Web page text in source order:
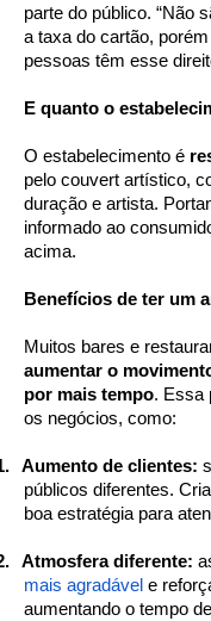
parte do público. “Não
a taxa do cartão,
pessoas têm esse
E quanto o
O estabelecimento é
pelo couvert artístico,
duração e artista.
informado ao
acima.
Benefícios de ter um
Muitos bares e
aumentar o
por mais tempo. Essa
os negócios, como:
Aumento de clientes:
públicos diferentes.
boa estratégia para
Atmosfera diferente:
mais agradável e
aumentando o tempo